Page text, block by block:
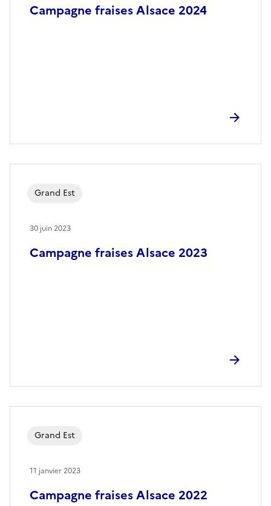
Campagne fraises Alsace 2024
Campagne fraises Alsace 2023
Grand Est
30 juin 2023
Campagne fraises Alsace 2022
Grand Est
11 janvier 2023